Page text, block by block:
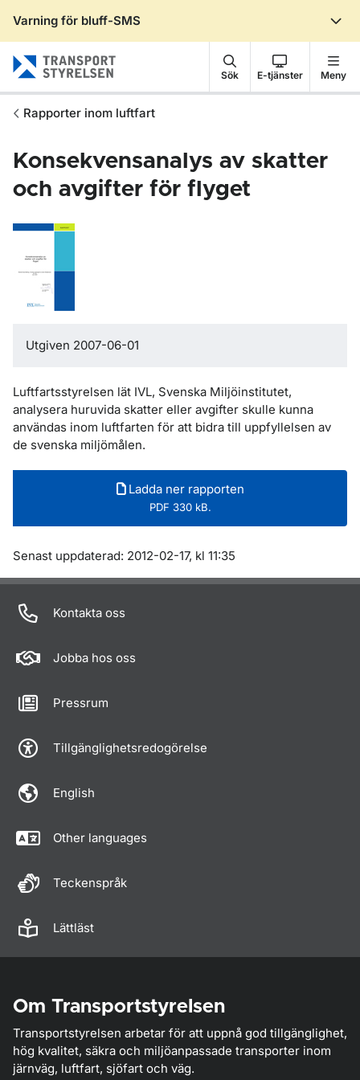
Varning för bluff-SMS
Sök E-tjänster Meny
Rapporter inom luftfart
Konsekvensanalys av skatter
och avgifter för flyget
Utgiven 2007-06-01
Luftfartsstyrelsen lät IVL, Svenska Miljöinstitutet,
analysera huruvida skatter eller avgifter skulle kunna
användas inom luftfarten för att bidra till uppfyllelsen av
de svenska miljömålen.
Ladda ner rapporten
PDF 330 kB.
Om sidan
Senast uppdaterad: 2012-02-17, kl 11:35
Kontakta oss
Jobba hos oss
Pressrum
Tillgänglighetsredogörelse
English
Other languages
Teckenspråk
Lättläst
Om Transportstyrelsen
Transportstyrelsen arbetar för att uppnå god tillgänglighet,
hög kvalitet, säkra och miljöanpassade transporter inom
järnväg, luftfart, sjöfart och väg.